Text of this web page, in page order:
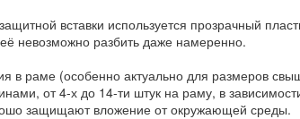
вставки используется прозрачный
невозможно разбить даже намеренно.
в раме (особенно актуально для размеров
от 4-х до 14-ти штук на раму, в
защищают вложение от окружающей среды.